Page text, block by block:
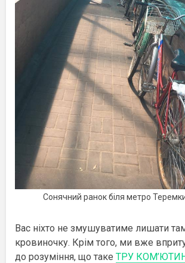
Сонячний ранок біля метро
Вас ніхто не змушуватиме лишати
кровиночку. Крім того, ми вже
до розуміння, що таке ТРУ